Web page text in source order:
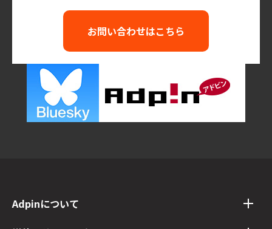
お問い合わせはこちら
Adpinについて